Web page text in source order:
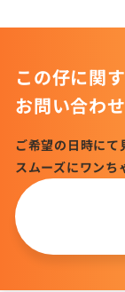
この仔に関
お問い合わ
ご希望の日時にて
スムーズにワンち